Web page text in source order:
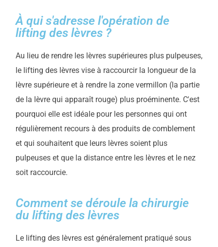
À qui s'adresse l'opération de
lifting des lèvres ?
Au lieu de rendre les lèvres supérieures plus pulpeuses,
le lifting des lèvres vise à raccourcir la longueur de la
lèvre supérieure et à rendre la zone vermillon (la partie
de la lèvre qui apparaît rouge) plus proéminente. C'est
pourquoi elle est idéale pour les personnes qui ont
régulièrement recours à des produits de comblement
et qui souhaitent que leurs lèvres soient plus
pulpeuses et que la distance entre les lèvres et le nez
soit raccourcie.
Comment se déroule la chirurgie
du lifting des lèvres
Le lifting des lèvres est généralement pratiqué sous